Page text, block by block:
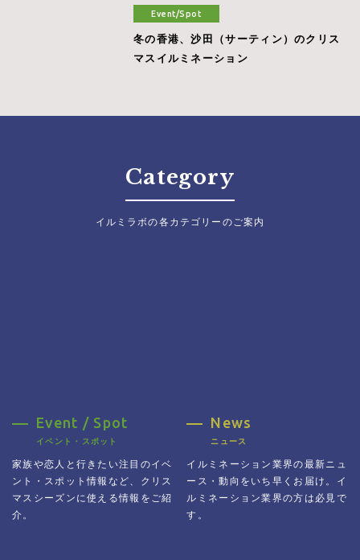
Event/Spot
冬の香港、沙田（サーティン）のクリス
マスイルミネーション
Category
イルミラボの各カテゴリーのご案内
Event / Spot
イベント・スポット
家族や恋人と行きたい注目のイベ
ント・スポット情報 など、クリス
マスシーズンに使える情報をご紹
介。
News
ニュース
イルミネーション業界の最新ニュ
ース・動向をいち早くお届け。イ
ルミネーション業界の方は必見で
す。